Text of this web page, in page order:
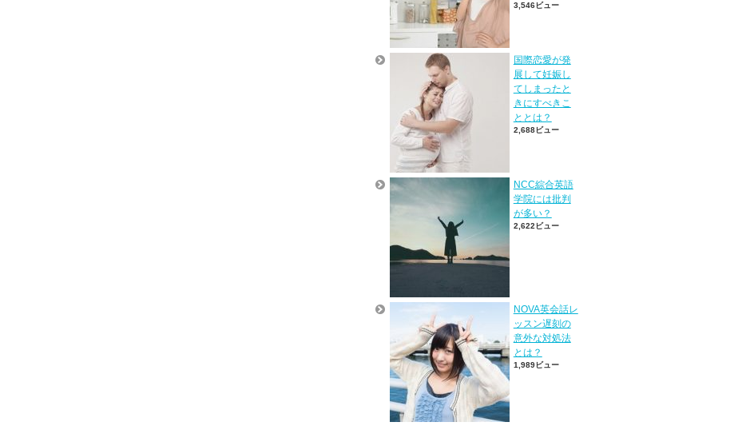
3,546ビュー
国際恋愛が発
展して妊娠し
てしまったと
きにすべきこ
ととは？
2,688ビュー
NCC綜合英語
学院には批判
が多い？
2,622ビュー
NOVA英会話レ
ッスン遅刻の
意外な対処法
とは？
1,989ビュー